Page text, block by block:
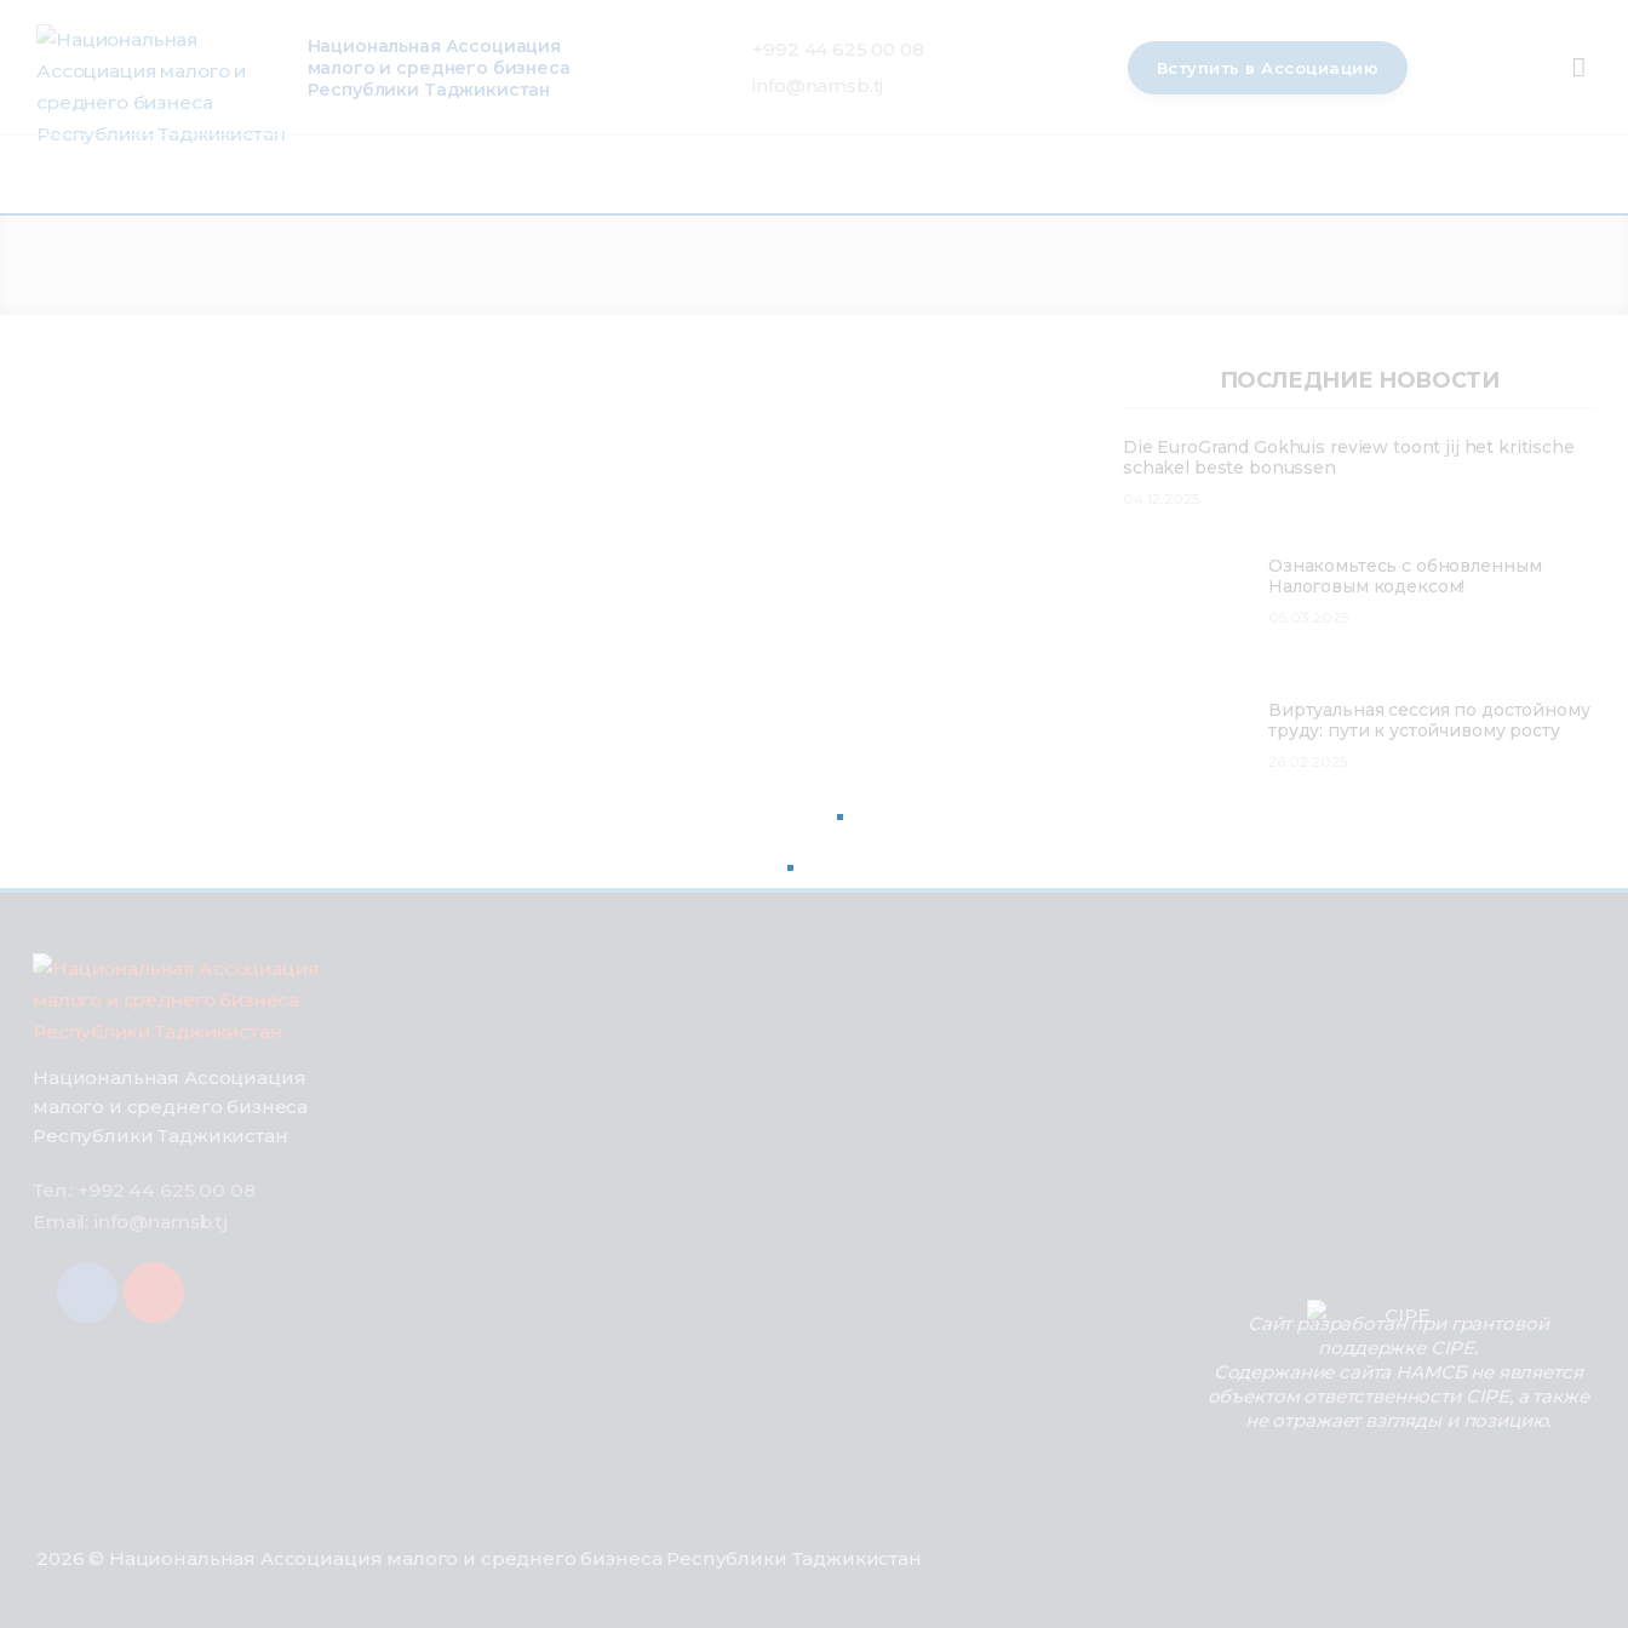
Национальная Ассоциация
малого и среднего бизнеса
Республики Таджикистан
Вступить в Ассоциацию
О нас
Деятельность
Проекты
Членство
ПОСЛЕДНИЕ НОВОСТИ
Die EuroGrand Gokhuis review toont jij het kritische
schakel beste bonussen
Ознакомьтесь с обновленным
Налоговым кодексом!
Виртуальная сессия по достойному
труду: пути к устойчивому росту
Национальная Ассоциация
малого и среднего бизнеса
Республики Таджикистан
Сайт разработан при грантовой
поддержке CIPE.
Содержание сайта НАМСБ не является
объектом ответственности CIPE, а также
не отражает взгляды и позицию.
2026 © Национальная Ассоциация малого и среднего бизнеса Республики Таджикистан